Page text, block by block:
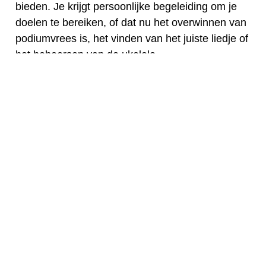
bieden. Je krijgt persoonlijke begeleiding om je
doelen te bereiken, of dat nu het overwinnen van
podiumvrees is, het vinden van het juiste liedje of
het beheersen van de ukelele.